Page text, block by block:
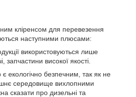
кліренсом для перевезення
наступними плюсами:
використовуються лише
запчастини високої якості.
екологічно безпечним, так як не
середовище вихлопними
сказати про дизельні та